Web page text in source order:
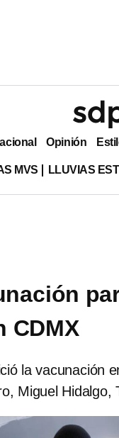
Opinión
MVS LLUVIAS
CDMX
la vacunación
Miguel Hidalgo,